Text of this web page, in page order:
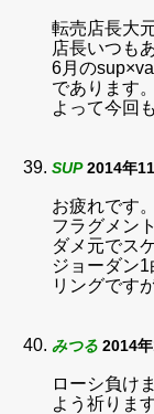
転売店長大
店長いつも
6月の
であります。
よって今回
SUP 2014年
お疲れです。
フラグメン
ダメ元でス
ジョーダン
リングです
みつる 2014
ローシ負け
よう祈りま